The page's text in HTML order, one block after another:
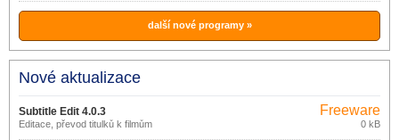
další nové programy »
Nové aktualizace
Subtitle Edit 4.0.3
Editace, převod titulků k filmům
Freeware
0 kB